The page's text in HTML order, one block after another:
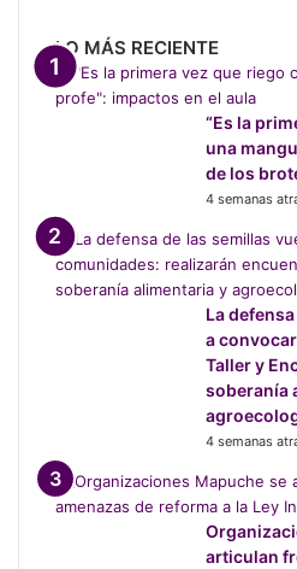
LO MÁS RECIENTE
“Es la
una
de los
4 semanas
La
a
Taller y
soberanía
4 semanas
articulan